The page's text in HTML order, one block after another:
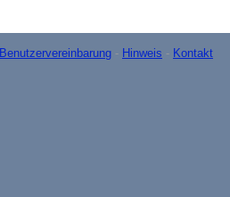
Benutzervereinbarung - Hinweis - Kontakt